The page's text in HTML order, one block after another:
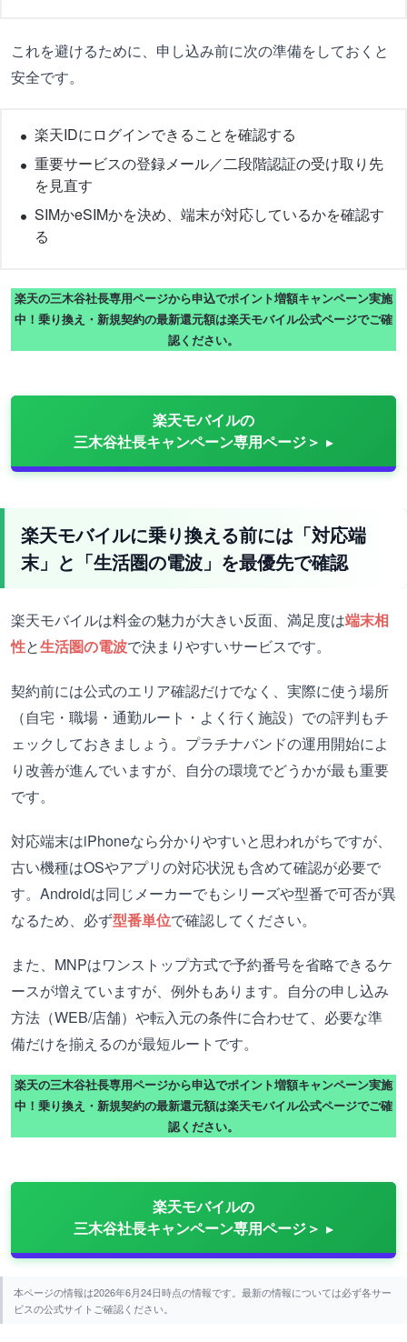
これを避けるために、申し込み前に次の準備をしておくと
安全です。
楽天IDにログインできることを確認する
重要サービスの登録メール／二段階認証の受け取り先
を見直す
SIMかeSIMかを決め、端末が対応しているかを確認す
る
楽天の三木谷社長専用ページから申込でポイント増額キャンペーン実施
中！乗り換え・新規契約の最新還元額は楽天モバイル公式ページでご確
認ください。
楽天モバイルの
三木谷社長キャンペーン専用ページ＞
楽天モバイルに乗り換える前には「対応端
末」と「生活圏の電波」を最優先で確認
楽天モバイルは料金の魅力が大きい反面、満足度は端末相
性と生活圏の電波で決まりやすいサービスです。
契約前には公式のエリア確認だけでなく、実際に使う場所
（自宅・職場・通勤ルート・よく行く施設）での評判もチ
ェックしておきましょう。プラチナバンドの運用開始によ
り改善が進んでいますが、自分の環境でどうかが最も重要
です。
対応端末はiPhoneなら分かりやすいと思われがちですが、
古い機種はOSやアプリの対応状況も含めて確認が必要で
す。Androidは同じメーカーでもシリーズや型番で可否が異
なるため、必ず型番単位で確認してください。
また、MNPはワンストップ方式で予約番号を省略できるケ
ースが増えていますが、例外もあります。自分の申し込み
方法（WEB/店舗）や転入元の条件に合わせて、必要な準
備だけを揃えるのが最短ルートです。
楽天の三木谷社長専用ページから申込でポイント増額キャンペーン実施
中！乗り換え・新規契約の最新還元額は楽天モバイル公式ページでご確
認ください。
楽天モバイルの
三木谷社長キャンペーン専用ページ＞
本ページの情報は2026年6月24日時点の情報です。最新の情報については必ず各サー
ビスの公式サイトご確認ください。